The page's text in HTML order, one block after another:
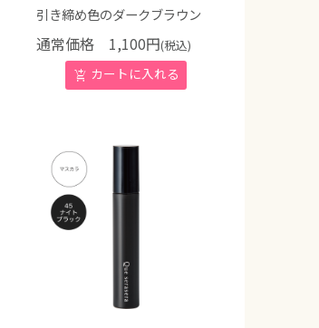
引き締め色のダークブラウン
通常価格 1,100円(税込)